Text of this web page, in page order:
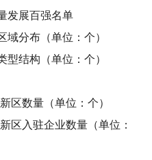
发展百强名单
域分布（单位：个）
型结构（单位：个）
区数量（单位：个）
区入驻企业数量（单位：